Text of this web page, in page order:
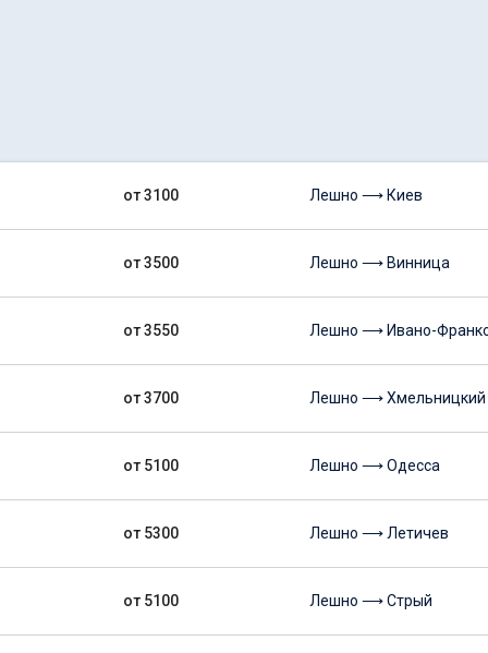
от 3100
от 3500
от 3550
от 3700
от 5100
от 5300
от 5100
Лешно ⟶ Киев
Лешно ⟶ Винница
Лешно ⟶ Ивано-
Лешно ⟶ Хмельницкий
Лешно ⟶ Одесса
Лешно ⟶ Летичев
Лешно ⟶ Стрый